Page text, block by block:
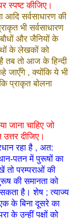
स्पष्ट कीजिए।
सर्वसाधारण की
भी सर्वसाधारण
और जैनियों के
के लेखकों को
तब तो आज के हिन्दी
जाएँगे , क्योंकि ये भी
प्राकृत बोलना
जाना चाहिए जो
दीजिए।
रहा है , अत:
पतन में पुरूषों का
तो परम्पराओं की
की समानता को
है। शेष ; त्याज्य
के बिना दूसरे का
के उन्हीं पक्षों को